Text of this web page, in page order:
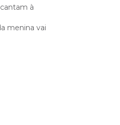
à
menina vai